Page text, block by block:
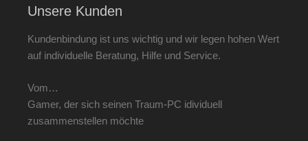
Unsere Kunden
Kundenbindung ist uns wichtig und wir legen hohen Wert
auf individuelle Beratung, Hilfe und Service.
Vom…
Gamer, der sich seinen Traum-PC idividuell
zusammenstellen möchte